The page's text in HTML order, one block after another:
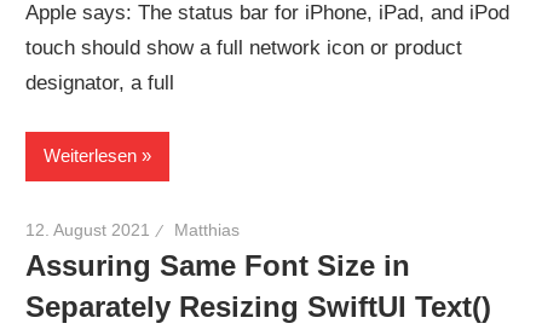
Apple says: The status bar for iPhone, iPad, and iPod
touch should show a full network icon or product
designator, a full
Weiterlesen
12. August 2021 Matthias
Assuring Same Font Size in
Separately Resizing SwiftUI Text()